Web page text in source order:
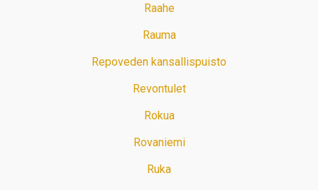
Raahe
Rauma
Repoveden kansallispuisto
Revontulet
Rokua
Rovaniemi
Ruka